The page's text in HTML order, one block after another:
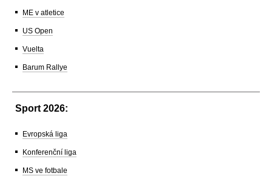
ME v atletice
US Open
Vuelta
Barum Rallye
Sport 2026:
Evropská liga
Konferenční liga
MS ve fotbale